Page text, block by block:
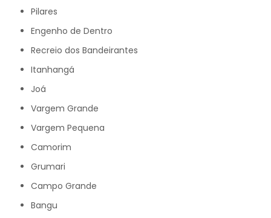
Pilares
Engenho de Dentro
Recreio dos Bandeirantes
Itanhangá
Joá
Vargem Grande
Vargem Pequena
Camorim
Grumari
Campo Grande
Bangu